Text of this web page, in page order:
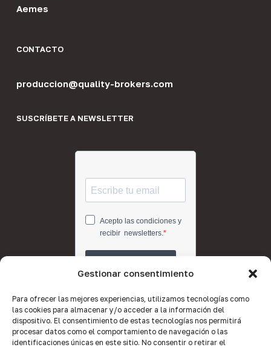
Gestionar consentimiento
Para ofrecer las mejores experiencias, utilizamos tecnologías como
las cookies para almacenar y/o acceder a la información del
dispositivo. El consentimiento de estas tecnologías nos permitirá
procesar datos como el comportamiento de navegación o las
identificaciones únicas en este sitio. No consentir o retirar el
Aemes
CONTACTO
produccion@quality-brokers.com
SUSCRÍBETE A NEWSLETTER